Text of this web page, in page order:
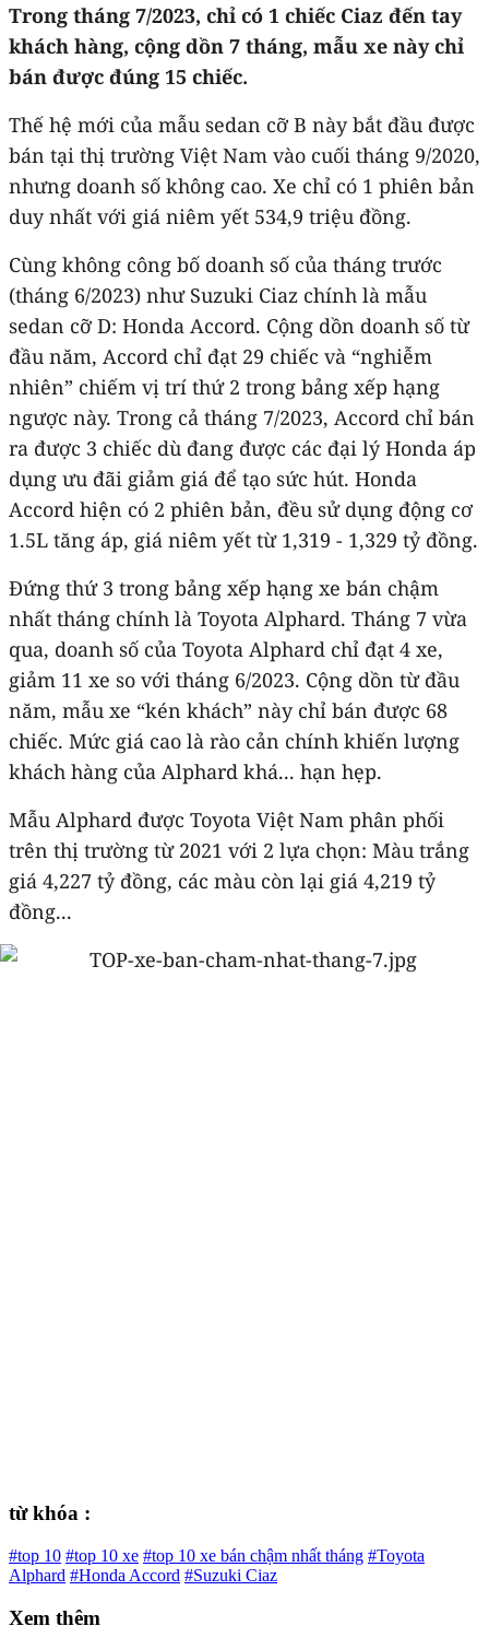
Trong tháng 7/2023, chỉ có 1 chiếc Ciaz đến tay
khách hàng, cộng dồn 7 tháng, mẫu xe này chỉ
bán được đúng 15 chiếc.
Thế hệ mới của mẫu sedan cỡ B này bắt đầu được
bán tại thị trường Việt Nam vào cuối tháng 9/2020,
nhưng doanh số không cao. Xe chỉ có 1 phiên bản
duy nhất với giá niêm yết 534,9 triệu đồng.
Cùng không công bố doanh số của tháng trước
(tháng 6/2023) như Suzuki Ciaz chính là mẫu
sedan cỡ D: Honda Accord. Cộng dồn doanh số từ
đầu năm, Accord chỉ đạt 29 chiếc và “nghiễm
nhiên” chiếm vị trí thứ 2 trong bảng xếp hạng
ngược này. Trong cả tháng 7/2023, Accord chỉ bán
ra được 3 chiếc dù đang được các đại lý Honda áp
dụng ưu đãi giảm giá để tạo sức hút. Honda
Accord hiện có 2 phiên bản, đều sử dụng động cơ
1.5L tăng áp, giá niêm yết từ 1,319 - 1,329 tỷ đồng.
Đứng thứ 3 trong bảng xếp hạng xe bán chậm
nhất tháng chính là Toyota Alphard. Tháng 7 vừa
qua, doanh số của Toyota Alphard chỉ đạt 4 xe,
giảm 11 xe so với tháng 6/2023. Cộng dồn từ đầu
năm, mẫu xe “kén khách” này chỉ bán được 68
chiếc. Mức giá cao là rào cản chính khiến lượng
khách hàng của Alphard khá... hạn hẹp.
Mẫu Alphard được Toyota Việt Nam phân phối
trên thị trường từ 2021 với 2 lựa chọn: Màu trắng
giá 4,227 tỷ đồng, các màu còn lại giá 4,219 tỷ
đồng...
từ khóa :
#top 10 #top 10 xe #top 10 xe bán chậm nhất tháng #Toyota
Alphard #Honda Accord #Suzuki Ciaz
Xem thêm